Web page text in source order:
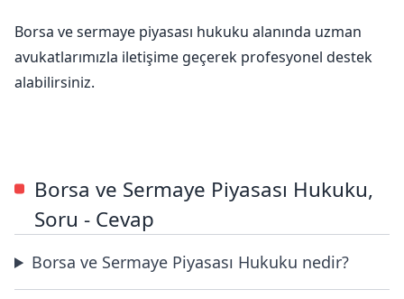
Borsa ve sermaye piyasası hukuku alanında uzman
avukatlarımızla iletişime geçerek profesyonel destek
alabilirsiniz.
Borsa ve Sermaye Piyasası Hukuku,
Soru - Cevap
Borsa ve Sermaye Piyasası Hukuku nedir?